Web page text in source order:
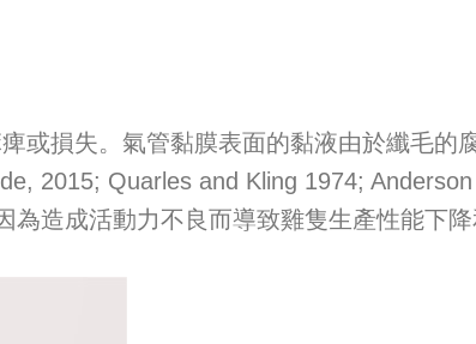
損失。氣管黏膜表面的黏液由於纖毛的
2015; Quarles and Kling 1974;
造成活動力不良而導致雞隻生產性能下降